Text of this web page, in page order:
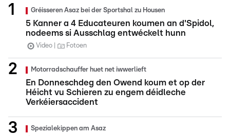
Gréisseren Asaz bei der Sportshal zu Housen
5 Kanner a 4 Educateuren koumen an d'Spidol,
nodeems si Ausschlag entwéckelt hunn
Video Fotoen
Motorradschauffer huet net iwwerlieft
En Donneschdeg den Owend koum et op der
Héicht vu Schieren zu engem déidleche
Verkéiersaccident
Spezialekippen am Asaz